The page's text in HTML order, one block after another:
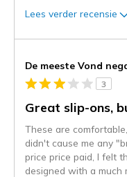
Lees verder recensie
content
wordt
momenteel
gemigreerd
niejee
page_id.
De meeste Vond
3
Great slip-ons,
These are
didn't cause me any
price price paid, I felt
designed with a much